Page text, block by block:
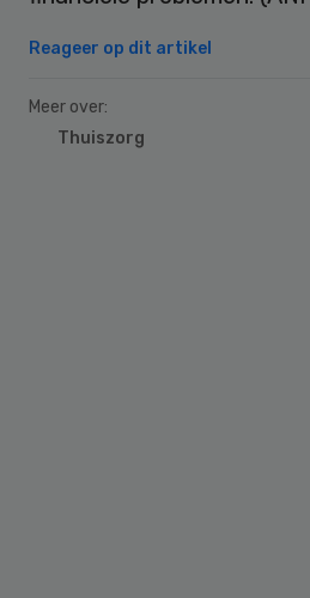
Reageer op dit artikel
Meer over:
Thuiszorg